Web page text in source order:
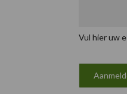
Vul hier uw